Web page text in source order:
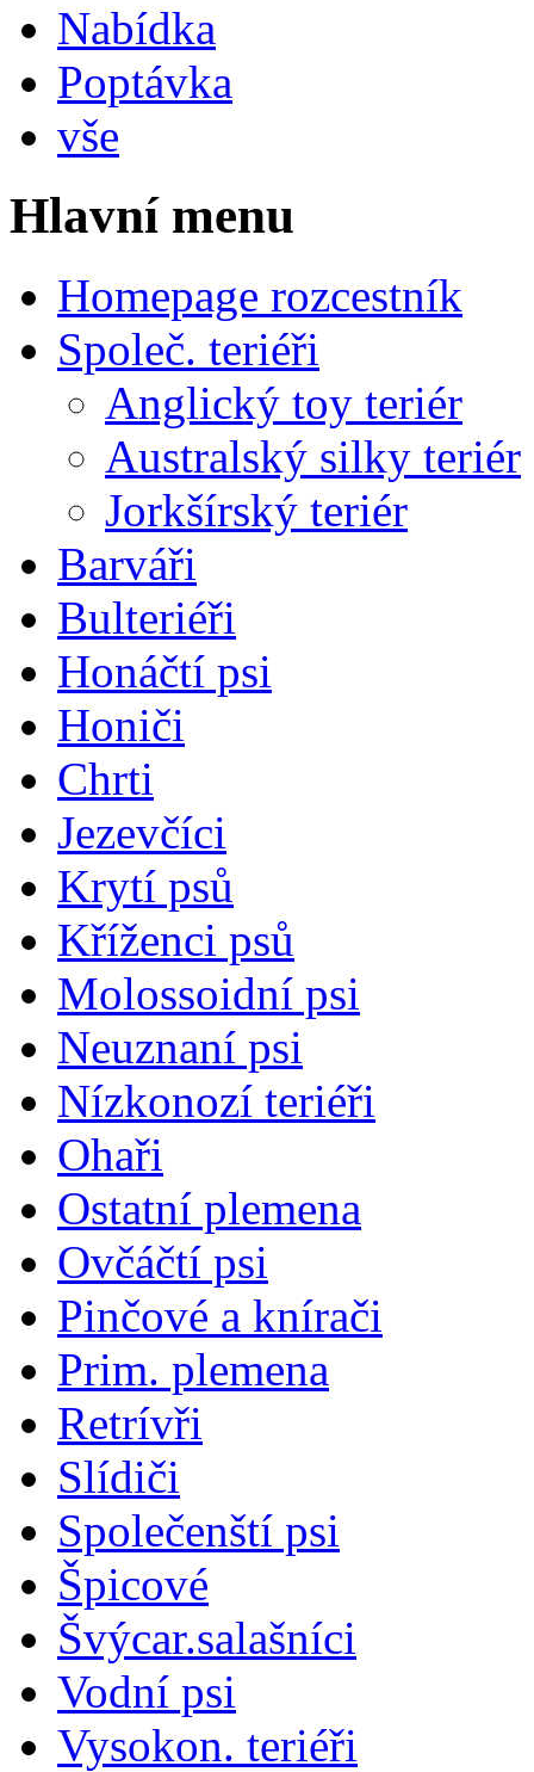
Nabídka
Poptávka
vše
Hlavní menu
Homepage rozcestník
Společ. teriéři
Anglický toy teriér
Australský silky teriér
Jorkšírský teriér
Barváři
Bulteriéři
Honáčtí psi
Honiči
Chrti
Jezevčíci
Krytí psů
Kříženci psů
Molossoidní psi
Neuznaní psi
Nízkonozí teriéři
Ohaři
Ostatní plemena
Ovčáčtí psi
Pinčové a knírači
Prim. plemena
Retrívři
Slídiči
Společenští psi
Špicové
Švýcar.salašníci
Vodní psi
Vysokon. teriéři